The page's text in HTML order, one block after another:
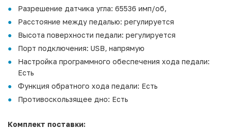
Разрешение датчика угла: 65536 имп/об,
Расстояние между педалью: регулируется
Высота поверхности педали: регулируется
Порт подключения: USB, напрямую
Настройка программного обеспечения хода педали:
Есть
Функция обратного хода педали: Есть
Противоскользящее дно: Есть
Комплект поставки: